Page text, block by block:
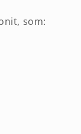
som: